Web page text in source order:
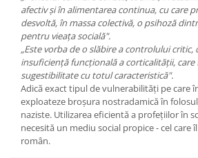
afectiv şi în alimentarea continua, cu care
desvoltă, în massa colectivă, o psihoză
pentru vieaţa socială".
„Este vorba de o slăbire a controlului critic,
insuficienţă funcţională a corticalităţii, care
sugestibilitate cu totul caracteristică".
Adică exact tipul de vulnerabilităţi pe care
exploateze broşura nostradamică în
naziste. Utilizarea eficientă a profeţiilor în
necesită un mediu social propice - cel care
român.